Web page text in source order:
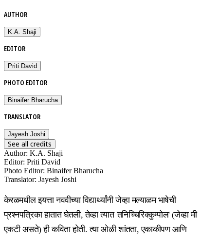
AUTHOR
K.A. Shaji
EDITOR
Priti David
PHOTO EDITOR
Binaifer Bharucha
TRANSLATOR
Jayesh Joshi
See all credits
Author: K.A. Shaji
Editor: Priti David
Photo Editor: Binaifer Bharucha
Translator: Jayesh Joshi
केरळमधील इयत्ता नववीच्या विद्यार्थ्यांनी जेव्हा मल्याळम भाषेची
प्रश्नपत्रिका हातात घेतली, तेव्हा त्यात 'तनिच्चिरिक्कुम्पोल' (जेव्हा मी
एकटी असते) ही कविता होती. त्या ओळी शांतता, एकाकीपण आणि